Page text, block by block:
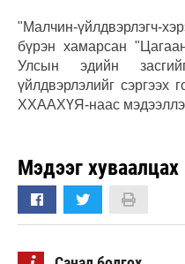
"Малчин-үйлдвэрлэгч-
бүрэн хамарсан
Улсын эдийн
үйлдвэрлэлийг сэргээх
ХХААХҮЯ-наас
Мэдээг хуваалцах